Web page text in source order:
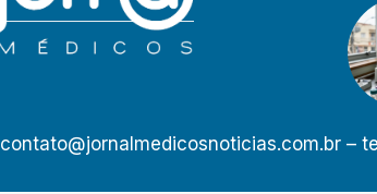
contato@jornalmedicosnoticias.com.br–